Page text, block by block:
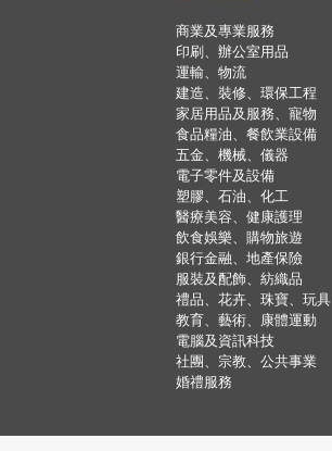
商業及專業服務
印刷、辦公室用品
運輸、物流
建造、裝修、環保工程
家居用品及服務、寵物
食品糧油、餐飲業設備
五金、機械、儀器
電子零件及設備
塑膠、石油、化工
醫療美容、健康護理
飲食娛樂、購物旅遊
銀行金融、地產保險
服裝及配飾、紡織品
禮品、花卉、珠寶、玩具
教育、藝術、康體運動
電腦及資訊科技
社團、宗教、公共事業
婚禮服務